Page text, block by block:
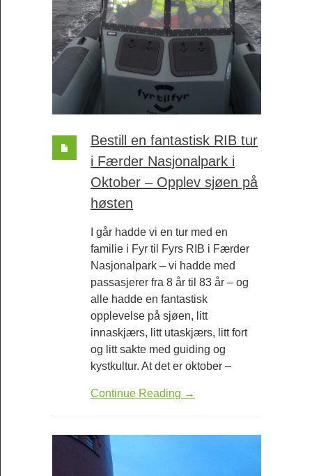
Bestill en fantastisk RIB tur
i Færder Nasjonalpark i
Oktober – Opplev sjøen på
høsten
I går hadde vi en tur med en
familie i Fyr til Fyrs RIB i Færder
Nasjonalpark – vi hadde med
passasjerer fra 8 år til 83 år – og
alle hadde en fantastisk
opplevelse på sjøen, litt
innaskjærs, litt utaskjærs, litt fort
og litt sakte med guiding og
kystkultur. At det er oktober –
Continue Reading →